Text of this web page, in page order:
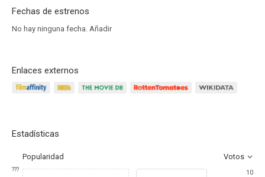
Fechas de estrenos
No hay ninguna fecha. Añadir
Enlaces externos
Estadísticas
Popularidad Votos
???
10